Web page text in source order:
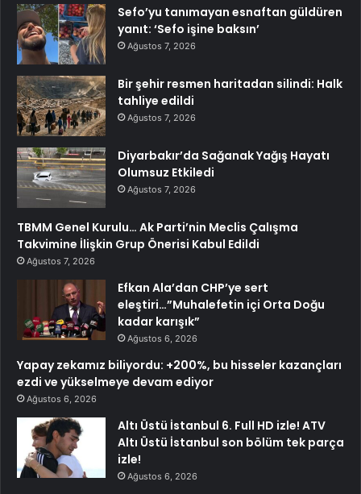
Sefo’yu tanımayan esnaftan güldüren
yanıt: ‘Sefo işine baksın’
Ağustos 7, 2026
Bir şehir resmen haritadan silindi: Halk
tahliye edildi
Ağustos 7, 2026
Diyarbakır’da Sağanak Yağış Hayatı
Olumsuz Etkiledi
Ağustos 7, 2026
TBMM Genel Kurulu… Ak Parti’nin Meclis Çalışma
Takvimine İlişkin Grup Önerisi Kabul Edildi
Ağustos 7, 2026
Efkan Ala’dan CHP’ye sert
eleştiri…”Muhalefetin içi Orta Doğu
kadar karışık”
Ağustos 6, 2026
Yapay zekamız biliyordu: +200%, bu hisseler kazançları
ezdi ve yükselmeye devam ediyor
Ağustos 6, 2026
Altı Üstü İstanbul 6. Full HD izle! ATV
Altı Üstü İstanbul son bölüm tek parça
izle!
Ağustos 6, 2026